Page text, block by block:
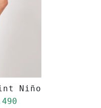
Niño
de oferta